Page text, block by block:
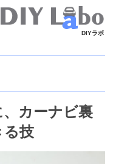
DIYラボ
カーナビ裏
る技